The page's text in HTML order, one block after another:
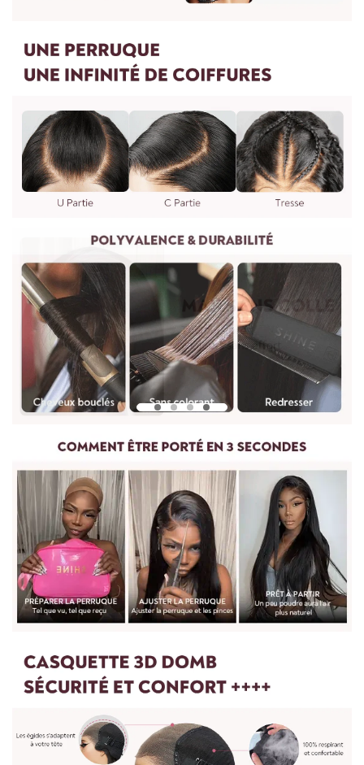
Oui, nous pouvons faire n'importe quelle perruque comme
vous le souhaitez. Vous pouvez nous envoyer des photos et
nous écrire à : vip@shinehair.fr
5.Puis-je avoir un prix de gros si j'en achète plus ?
Oui, vous pouvez avoir un prix de gros si vous nous contactez
pour une commande groupée.
3.WIG MESURE
Pour mesurer la longueur d'une perruque droite, partez du
centre du bonnet de perruque ou de la tête et mesurez
jusqu'à la mèche de cheveux la plus longue en bas.
Pour les perruques bouclées et ondulées, vous devez lisser les
cheveux avant de les mesurer. Etirez doucement les cheveux
jusqu'à leur longueur maximale, puis mesurez du haut de la
perruque jusqu'à l'extrémité des cheveux.
Pour toute question, n'hésitez pas à nous contacter :
semaine ou deux semaines dépend de l'utilisation.